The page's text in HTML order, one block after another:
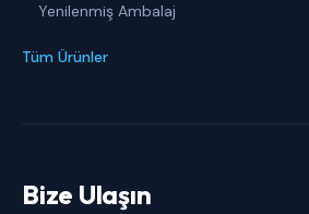
Yenilenmiş Ambalaj
Tüm Ürünler
Bize Ulaşın